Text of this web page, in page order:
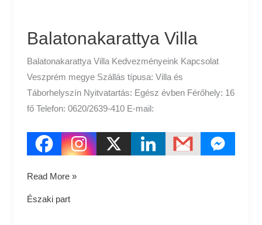
Balatonakarattya Villa
Balatonakarattya Villa Kedvezményeink Kapcsolat
Veszprém megye Szállás típusa: Villa és
Táborhelyszín Nyitvatartás: Egész évben Férőhely: 16
fő Telefon: 0620/2639-410 E-mail:
Read More »
Északi part